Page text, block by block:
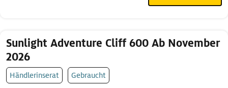
Sunlight Adventure Cliff 600 Ab November
2026
Händlerinserat Gebraucht